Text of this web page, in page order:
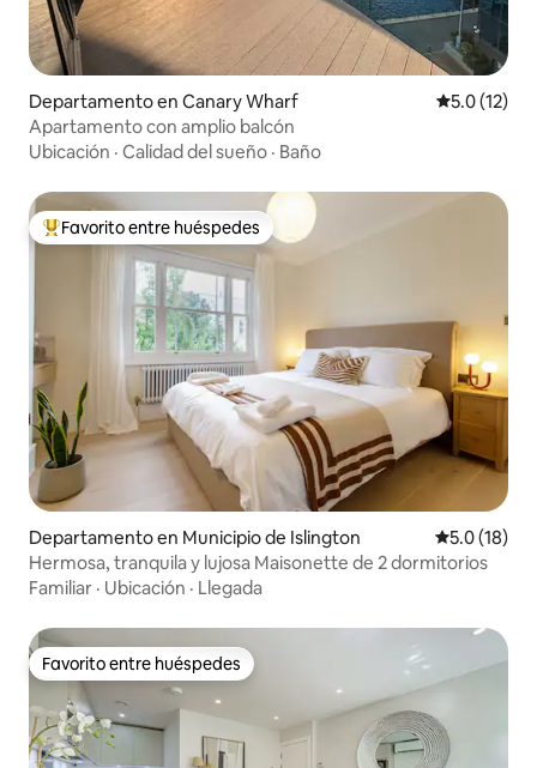
Departamento en Canary Wharf Calificación
5.0 (12)
Apartamento con amplio balcón
Ubicación · Calidad del sueño · Baño
De los mejores en Favorito entre huéspedes
Favorito entre huéspedes
Departamento en Municipio de Islington Calificación
5.0 (18)
Hermosa, tranquila y lujosa Maisonette de 2 dormitorios
Familiar · Ubicación · Llegada
Favorito entre huéspedes
Favorito entre huéspedes